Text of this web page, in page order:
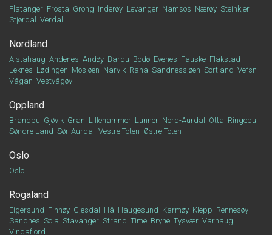
Flatanger Frosta Grong Inderøy Levanger Namsos Nærøy Steinkjer
Stjørdal
Verdal
Nordland
Alstahaug Andenes Andøy Bardu Bodø Evenes Fauske Flakstad
Leknes Lødingen Mosjøen Narvik Rana Sandnessjøen Sortland Vefsn
Vågan Vestvågøy
Oppland
Brandbu Gjøvik Gran Lillehammer Lunner Nord-Aurdal Otta Ringebu
Søndre Land Sør-Aurdal Vestre Toten Østre Toten
Oslo
Oslo
Rogaland
Eigersund Finnøy Gjesdal Hå Haugesund Karmøy Klepp Rennesøy
Sandnes Sola Stavanger Strand Time Bryne Tysvær Varhaug
Vindafjord